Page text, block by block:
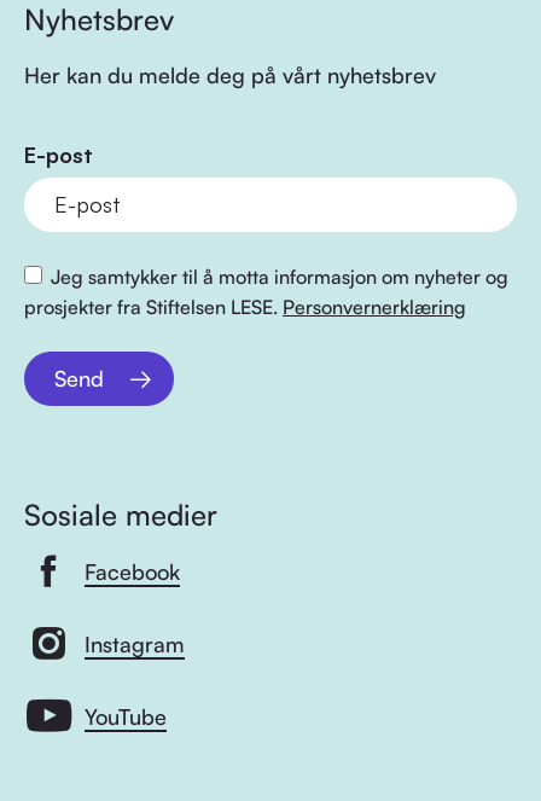
Nyhetsbrev
Her kan du melde deg på vårt nyhetsbrev
E-post
Jeg samtykker til å motta informasjon om nyheter og
prosjekter fra Stiftelsen LESE. Personvernerklæring
Send
Sosiale medier
Facebook
Instagram
YouTube